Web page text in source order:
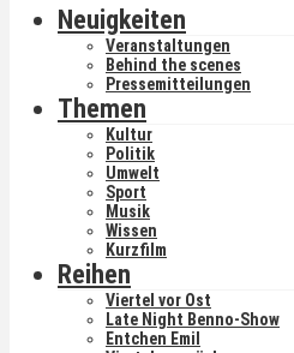
Neuigkeiten
Veranstaltungen
Behind the scenes
Pressemitteilungen
Themen
Kultur
Politik
Umwelt
Sport
Musik
Wissen
Kurzfilm
Reihen
Viertel vor Ost
Late Night Benno-Show
Entchen Emil